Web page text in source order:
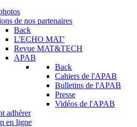
de nos partenaires
Back
L'ECHO MAT'
Revue MAT&TECH
APAB
Back
Cahiers de l'APAB
Bulletins de l'APAB
Presse
Vidéos de l'APAB
adhérer
en ligne